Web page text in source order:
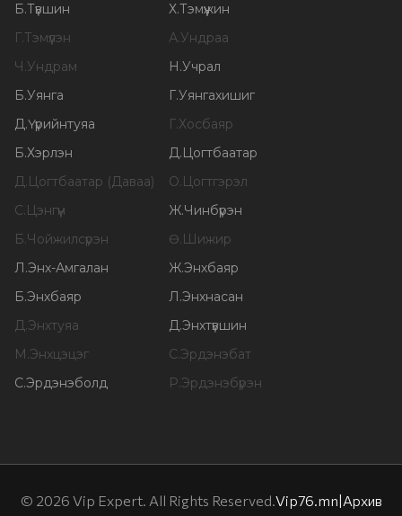
Б.Түвшин Х.Тэмүүжин
Г.Тэмүүлэн А.Ундраа
Ч.Ундрам Н.Учрал
Б.Уянга Г.Уянгахишиг
Д.Үүрийнтуяа Г.Хосбаяр
Б.Хэрлэн Д.Цогтбаатар
Д.Цогтбаатар (Даваа) О.Цогтгэрэл
С.Цэнгүүн Ж.Чинбүрэн
Б.Чойжилсүрэн Ө.Шижир
Л.Энх-Амгалан Ж.Энхбаяр
Б.Энхбаяр Л.Энхнасан
Д.Энхтуяа Д.Энхтүвшин
М.Энхцэцэг С.Эрдэнэбат
С.Эрдэнэболд Р.Эрдэнэбүрэн
© 2026 Vip Expert. All Rights Reserved.Vip76.mn|Архив